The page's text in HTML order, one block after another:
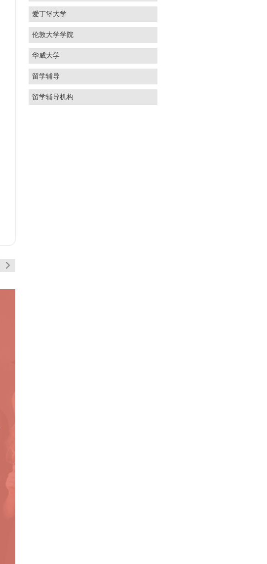
爱丁堡大学
伦敦大学学院
华威大学
留学辅导
留学辅导机构